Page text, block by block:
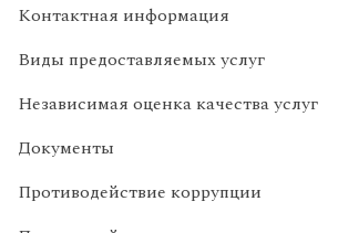
Контактная информация
Виды предоставляемых услуг
Независимая оценка качества услуг
Документы
Противодействие коррупции